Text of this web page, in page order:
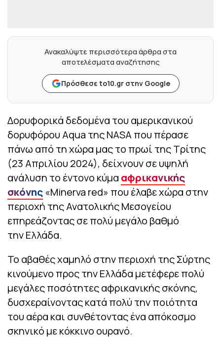
Ανακαλύψτε περισσότερα άρθρα στα
αποτελέσματα αναζήτησης
Πρόσθεσε to10.gr στην Google
Δορυφορικά δεδομένα του αμερικανικού
δορυφόρου Aqua της NASA που πέρασε
πάνω από τη χώρα μας το πρωί της Τρίτης
(23 Απριλίου 2024), δείχνουν σε υψηλή
ανάλυση το έντονο κύμα αφρικανικής
σκόνης«Minerva red» που έλαβε χώρα στην
περιοχή της Ανατολικής Μεσογείου
επηρεάζοντας σε πολύ μεγάλο βαθμό
την Ελλάδα.
Το αβαθές χαμηλό στην περιοχή της Σύρτης
κινούμενο προς την Ελλάδα μετέφερε πολύ
μεγάλες ποσότητες αφρικανικής σκόνης,
δυσχεραίνοντας κατά πολύ την ποιότητα
του αέρα και συνθέτοντας ένα απόκοσμο
σκηνικό με κόκκινο ουρανό.